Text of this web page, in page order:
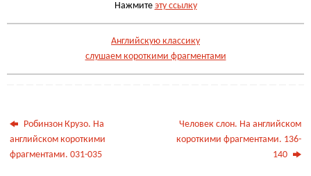
Нажмите эту ссылку
Английскую классику
слушаем короткими фрагментами
Робинзон Крузо. На
английском короткими
фрагментами. 031-035
Человек слон. На английском
короткими фрагментами. 136-
140